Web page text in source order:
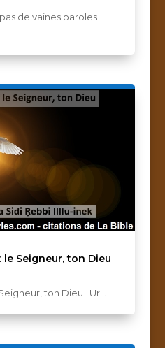
de vaines paroles
Seigneur, ton Dieu
ton Dieu Ur...